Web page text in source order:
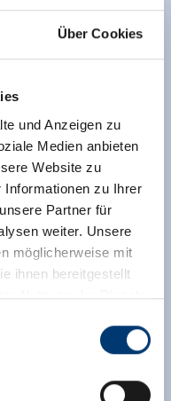
Über Cookies
und Anzeigen zu
Medien anbieten
Website zu
Informationen zu Ihrer
Partner für
weiter. Unsere
möglicherweise mit
ihnen bereitgestellt
Nutzung der Dienste